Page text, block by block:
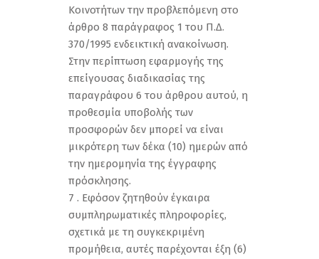
Κοινοτήτων την προβλεπόμενη στο
άρθρο 8 παράγραφος 1 του Π.Δ.
370/1995 ενδεικτική ανακοίνωση.
Στην περίπτωση εφαρμογής της
επείγουσας διαδικασίας της
παραγράφου 6 του άρθρου αυτού, η
προθεσμία υποβολής των
προσφορών δεν μπορεί να είναι
μικρότερη των δέκα (10) ημερών από
την ημερομηνία της έγγραφης
πρόσκλησης.
7 . Εφόσον ζητηθούν έγκαιρα
συμπληρωματικές πληροφορίες,
σχετικά με τη συγκεκριμένη
προμήθεια, αυτές παρέχονται έξη (6)